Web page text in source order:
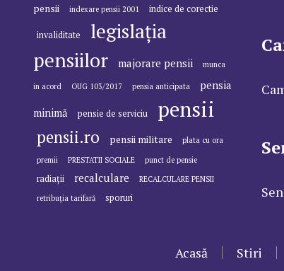
pensii
indexare pensii 2001 indice de corectie
invaliditate
legislația
pensiilor
majorare pensii munca
in acord OUG 103/2017 pensia anticipata
pensia
minimă
pensie de serviciu pensii
pensii.ro pensii militare
plata cu ora
premii
PRESTATII SOCIALE punct de pensie
radiații recalculare
RECALCULARE PENSII
retribuția tarifară
sporuri
Acasă Stiri